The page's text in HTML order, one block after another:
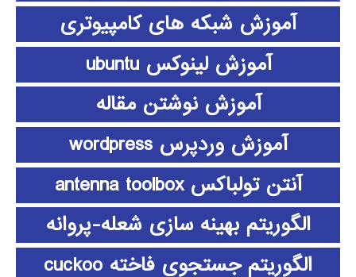
آموزش شبکه های کامپیوتری
آموزش لینوکس ubuntu
آموزش نوشتن مقاله
آموزش وردپرس wordpress
آنتن تولباکس antenna toolbox
الگوریتم بهینه سازی شعله-پروانه
الگوریتم جستجوی فاخته cuckoo